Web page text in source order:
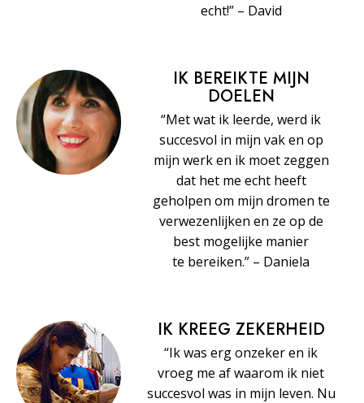
echt!” – David
IK BEREIKTE MIJN
DOELEN
“Met wat ik leerde, werd ik
succesvol in mijn vak en op
mijn werk en ik moet zeggen
dat het me echt heeft
geholpen om mijn dromen te
verwezenlijken en ze op de
best mogelijke manier
te bereiken.” – Daniela
IK KREEG ZEKERHEID
“Ik was erg onzeker en ik
vroeg me af waarom ik niet
succesvol was in mijn leven. Nu